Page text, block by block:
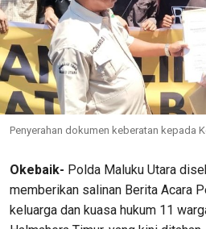
Penyerahan dokumen keberatan kepada
Okebaik- Polda Maluku Utara
memberikan salinan Berita Acara
keluarga dan kuasa hukum 11